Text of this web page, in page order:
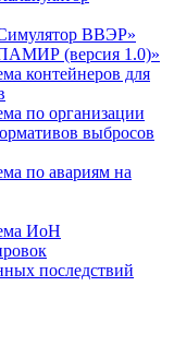
ВВЭР»
(версия 1.0)»
контейнеров для
по организации
выбросов
по авариям на
ИоН
последствий